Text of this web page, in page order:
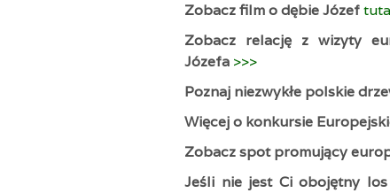
Zobacz film o dębie Józef
Zobacz relację z wizyty
Józefa >>>
Poznaj niezwykłe polskie
Więcej o konkursie
Zobacz spot promujący
Jeśli nie jest Ci obojętny